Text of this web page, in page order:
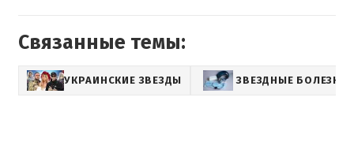
Связанные темы:
УКРАИНСКИЕ ЗВЕЗДЫ ЗВЕЗДНЫЕ БОЛЕЗНИ